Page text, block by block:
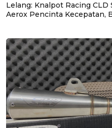
Lelang: Knalpot Racing
Aerox Pencinta Kecepatan,